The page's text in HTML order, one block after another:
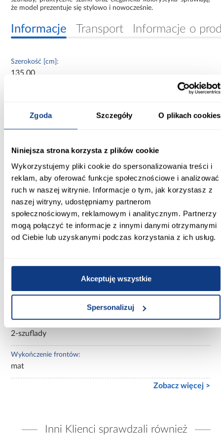
Zgoda Szczegóły O plikach cookies
Niniejsza strona korzysta z plików cookie
Wykorzystujemy pliki cookie do spersonalizowania treści i
reklam, aby oferować funkcje społecznościowe i analizować
ruch w naszej witrynie. Informacje o tym, jak korzystasz z
naszej witryny, udostępniamy partnerom
społecznościowym, reklamowym i analitycznym. Partnerzy
mogą połączyć te informacje z innymi danymi otrzymanymi
od Ciebie lub uzyskanymi podczas korzystania z ich usług.
Akceptuję wszystkie
Spersonalizuj
że model prezentuje się stylowo i nowocześnie.
Informacje Transport Informacje o
Szerokość [cm]:
135.00
kaszmir/błękit morski
Kolor korpusu:
kaszmir/błękit morski
Wybarwienie:
beżowe
LORIN
Ilość drzwi:
Ilość szuflad:
2-szuflady
Wykończenie frontów:
mat
Zobacz więcej >
Inni Klienci sprawdzali również